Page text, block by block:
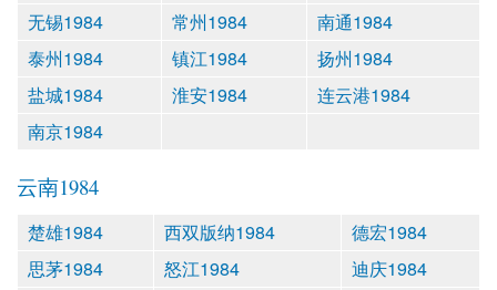
无锡1984
常州1984
南通1984
泰州1984
镇江1984
扬州1984
盐城1984
淮安1984
连云港1984
南京1984
云南1984
楚雄1984 西双版纳1984
德宏1984
思茅1984
怒江1984
迪庆1984